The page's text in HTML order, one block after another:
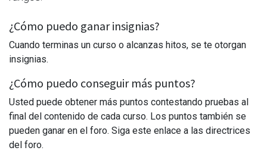
¿Cómo puedo ganar insignias?
Cuando terminas un curso o alcanzas hitos, se te otorgan
insignias.
¿Cómo puedo conseguir más puntos?
Usted puede obtener más puntos contestando pruebas al
final del contenido de cada curso. Los puntos también se
pueden ganar en el foro. Siga este enlace a las directrices
del foro.